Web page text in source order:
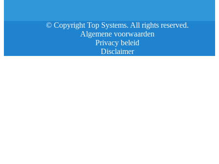
© Copyright Top Systems. All rights reserved.
Algemene voorwaarden
Privacy beleid
Disclaimer